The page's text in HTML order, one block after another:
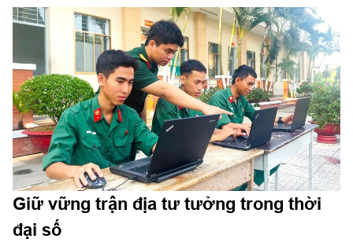
Báo và Phát thanh - Truyền hình Tây Ninh đã tạo được dấu ấn
mạnh mẽ bởi chiều sâu lịch sử, cảm xúc nhân văn và tinh thần
chính luận sắc bén.
Giữ vững trận địa tư tưởng trong thời
đại số